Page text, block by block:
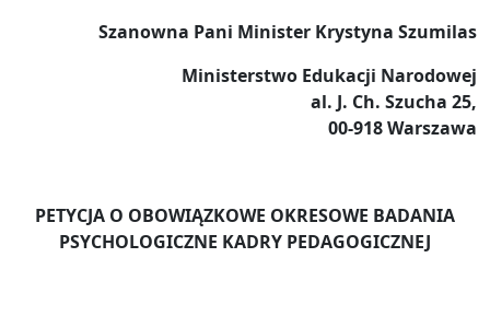
Szanowna Pani Minister Krystyna Szumilas
Ministerstwo Edukacji Narodowej
al. J. Ch. Szucha 25,
00-918 Warszawa
PETYCJA O OBOWIĄZKOWE OKRESOWE BADANIA
PSYCHOLOGICZNE KADRY PEDAGOGICZNEJ